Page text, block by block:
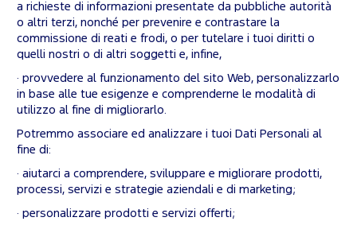
a richieste di informazioni presentate da pubbliche autorità
o altri terzi, nonché per prevenire e contrastare la
commissione di reati e frodi, o per tutelare i tuoi diritti o
quelli nostri o di altri soggetti e, infine,
· provvedere al funzionamento del sito Web, personalizzarlo
in base alle tue esigenze e comprenderne le modalità di
utilizzo al fine di migliorarlo.
Potremmo associare ed analizzare i tuoi Dati Personali al
fine di:
· aiutarci a comprendere, sviluppare e migliorare prodotti,
processi, servizi e strategie aziendali e di marketing;
· personalizzare prodotti e servizi offerti;